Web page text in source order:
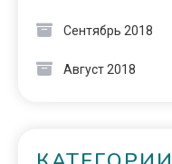
Сентябрь 2018
Август 2018